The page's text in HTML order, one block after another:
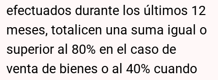
efectuados durante los últimos 12
meses, totalicen una suma igual o
superior al 80% en el caso de
venta de bienes o al 40% cuando